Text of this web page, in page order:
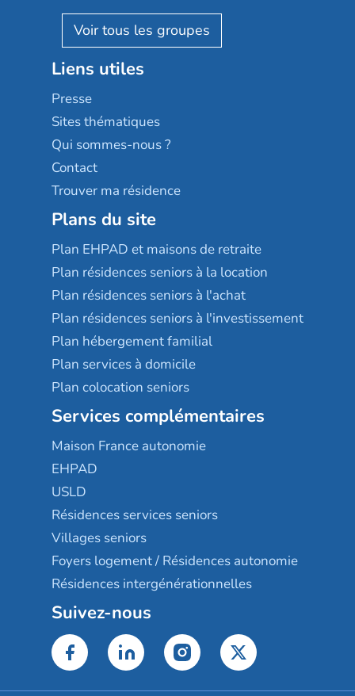
Reseda
Stella management
Les villages d'or
Sérénys
Résidences services Villa Médicis
Résidalya
Groupe aplus
AGE D'OR Services
Liens utiles
Presse
Sites thématiques
Qui sommes-nous ?
Contact
Trouver ma résidence
Plans du site
Plan EHPAD et maisons de retraite
Plan résidences seniors à la location
Plan résidences seniors à l'achat
Plan résidences seniors à l'investissement
Plan hébergement familial
Plan services à domicile
Plan colocation seniors
Services complémentaires
Maison France autonomie
EHPAD
USLD
Résidences services seniors
Villages seniors
Foyers logement / Résidences autonomie
Résidences intergénérationnelles
Suivez-nous